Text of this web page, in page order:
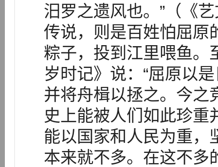
汨罗之遗风也。”（《
传说，则是百姓怕屈原
粽子，投到江里喂鱼。
岁时记》说：“屈原以
并将舟楫以拯之。今之
史上能被人们如此珍重
能以国家和人民为重，
本来就不多。在这不多